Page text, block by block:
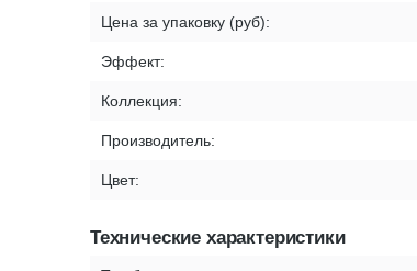
Цена за упаковку (руб):
Эффект:
Коллекция:
Производитель:
Цвет:
Технические характеристики